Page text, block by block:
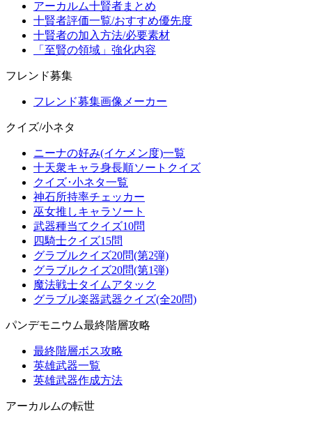
アーカルム十賢者まとめ
十賢者評価一覧/おすすめ優先度
十賢者の加入方法/必要素材
「至賢の領域」強化内容
フレンド募集
フレンド募集画像メーカー
クイズ/小ネタ
ニーナの好み(イケメン度)一覧
十天衆キャラ身長順ソートクイズ
クイズ･小ネタ一覧
神石所持率チェッカー
巫女推しキャラソート
武器種当てクイズ10問
四騎士クイズ15問
グラブルクイズ20問(第2弾)
グラブルクイズ20問(第1弾)
魔法戦士タイムアタック
グラブル楽器武器クイズ(全20問)
パンデモニウム最終階層攻略
最終階層ボス攻略
英雄武器一覧
英雄武器作成方法
アーカルムの転世